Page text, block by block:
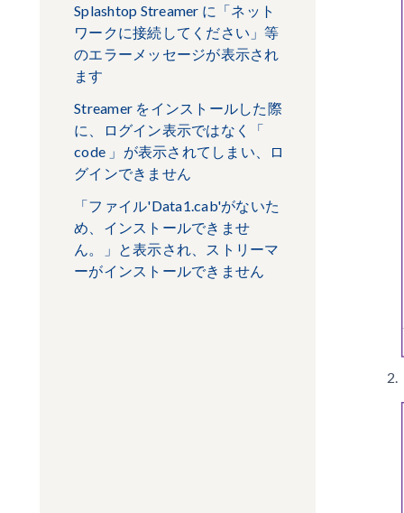
Splashtop Streamer に「ネット
ワークに接続してください」等
のエラーメッセージが表示され
ます
Streamer をインストールした際
に、ログイン表示ではなく「
code 」が表示されてしまい、ロ
グインできません
「ファイル'Data1.cab'がないた
め、インストールできませ
ん。」と表示され、ストリーマ
ーがインストールできません